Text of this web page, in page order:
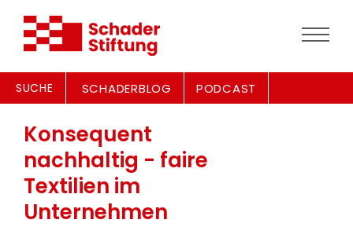
SUCHE SCHADERBLOG PODCAST
Konsequent
nachhaltig - faire
Textilien im
Unternehmen